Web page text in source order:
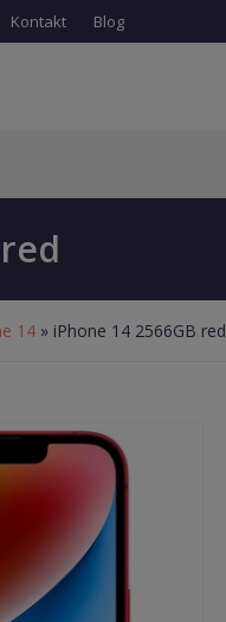
Kontakt Blog
14 » iPhone 14 2566GB red